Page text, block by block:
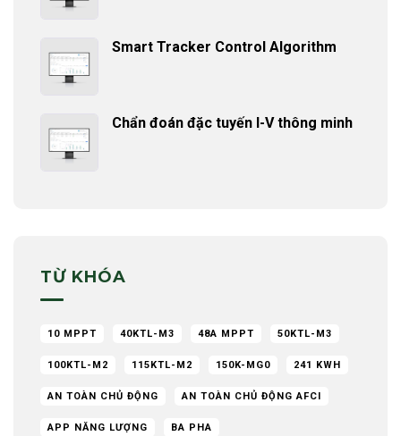
Smart Tracker Control Algorithm
Chẩn đoán đặc tuyến I-V thông minh
TỪ KHÓA
10 MPPT 40KTL-M3 48A MPPT 50KTL-M3
100KTL-M2 115KTL-M2 150K-MG0 241 KWH
AN TOÀN CHỦ ĐỘNG AN TOÀN CHỦ ĐỘNG AFCI
APP NĂNG LƯỢNG BA PHA